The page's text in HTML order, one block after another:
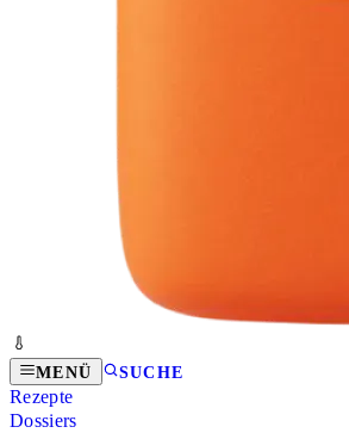
MENÜ SUCHE
Rezepte
Dossiers